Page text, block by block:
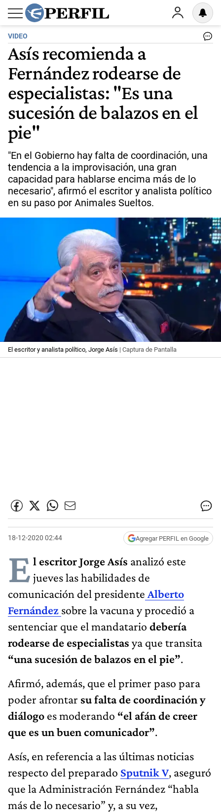
VIDEO
Asís recomienda a
Fernández rodearse de
especialistas: "Es una
sucesión de balazos en el
pie"
"En el Gobierno hay falta de coordinación, una
tendencia a la improvisación, una gran
capacidad para hablarse encima más de lo
necesario", afirmó el escritor y analista político
en su paso por Animales Sueltos.
El escritor y analista político, Jorge Asís | Captura de Pantalla
18-12-2020 02:44 Agregar PERFIL en Google
E l escritor Jorge Asís analizó este
jueves las habilidades de
comunicación del presidente Alberto
Fernández sobre la vacuna y procedió a
sentenciar que el mandatario debería
rodearse de especialistas ya que transita
“una sucesión de balazos en el pie”.
Afirmó, además, que el primer paso para
poder afrontar su falta de coordinación y
diálogo es moderando “el afán de creer
que es un buen comunicador”.
Asís, en referencia a las últimas noticias
respecto del preparado Sputnik V, aseguró
que la Administración Fernández “habla
más de lo necesario” y, a su vez,